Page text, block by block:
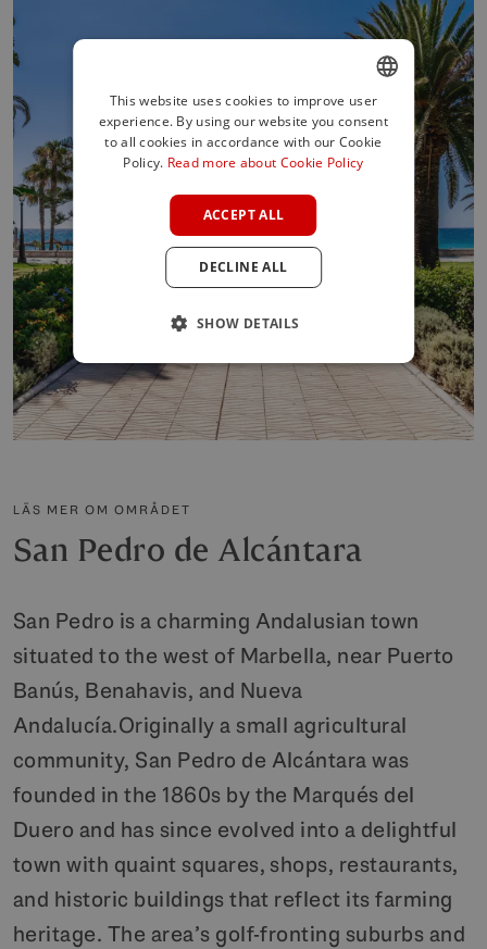
LÄS MER OM OMRÅDET
San Pedro de Alcántara
San Pedro is a charming Andalusian town
situated to the west of Marbella, near Puerto
Banús, Benahavis, and Nueva
Andalucía.Originally a small agricultural
community, San Pedro de Alcántara was
founded in the 1860s by the Marqués del
Duero and has since evolved into a delightful
town with quaint squares, shops, restaurants,
and historic buildings that reflect its farming
heritage. The area’s golf-fronting suburbs and
ENGLISH
SPANISH
This website uses cookies to improve user
experience. By using our website you consent
to all cookies in accordance with our Cookie
Policy. Read more about Cookie Policy
ACCEPT ALL
DECLINE ALL
SHOW DETAILS